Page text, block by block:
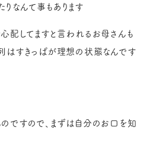
なんて事もあります
配してますと言われるお母さんも
はすきっぱが理想の状態なんです
ですので、まずは自分のお口を知